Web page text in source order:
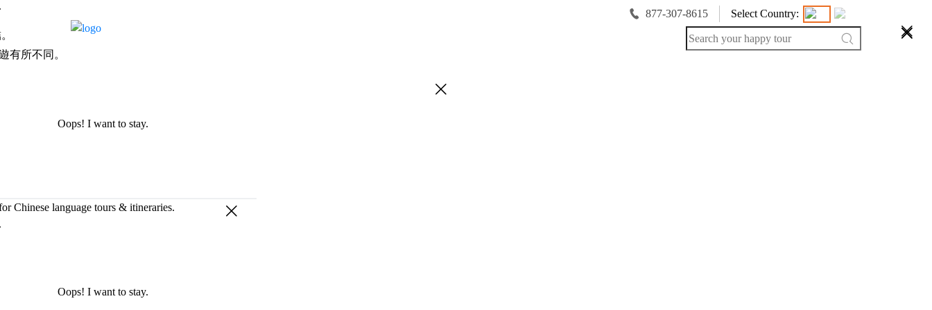
877-307-8615 Select Country:
有所不同。
Oops! I want to stay.
Chinese language tours & itineraries.
Oops! I want to stay.